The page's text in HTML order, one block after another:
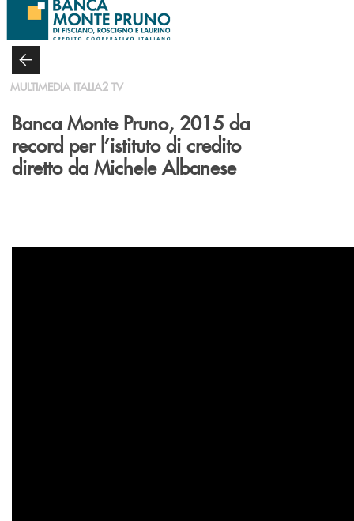
Salta al contenuto principale
MULTIMEDIA ITALIA2 TV
Banca Monte Pruno, 2015 da
record per l’istituto di credito
diretto da Michele Albanese